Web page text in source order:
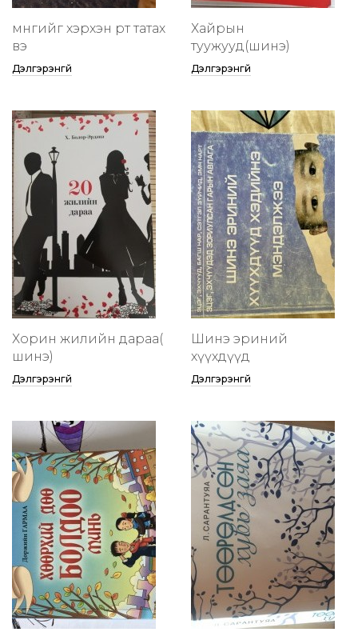
мөнгийг хэрхэн өөртөө татах
вэ
Дэлгэрэнгүй
Хайрын
туужууд(шинэ)
Дэлгэрэнгүй
Хорин жилийн дараа(
шинэ)
Дэлгэрэнгүй
Шинэ эриний
хүүхдүүд
Дэлгэрэнгүй